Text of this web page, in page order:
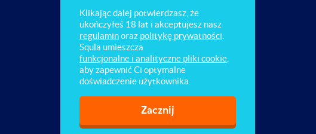
Vegetables
Klikając dalej potwierdzasz, że
ukończyłeś 18 lat i akceptujesz nasz
regulaminoraz politykę prywatności
Squla umieszcza
funkcjonalne i analityczne pliki cookie
aby zapewnić Ci optymalne
doświadczenie użytkownika.
Zacznij